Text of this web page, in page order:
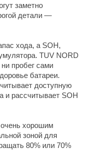
заметно
детали —
хода, а SOH,
TUV NORD
пробег сами
батареи.
доступную
и рассчитывает SOH
хорошим
зоной для
80% или 70%